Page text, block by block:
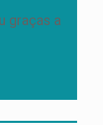
graças a